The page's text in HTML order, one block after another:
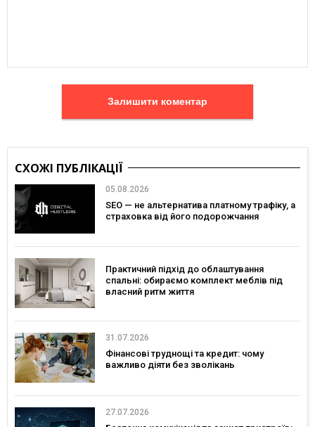
Залишити коментар
СХОЖІ ПУБЛІКАЦІЇ
05.08.2026
SEO — не альтернатива платному трафіку, а
страховка від його подорожчання
Практичний підхід до облаштування
спальні: обираємо комплект меблів під
власний ритм життя
31.07.2026
Фінансові труднощі та кредит: чому
важливо діяти без зволікань
27.07.2026